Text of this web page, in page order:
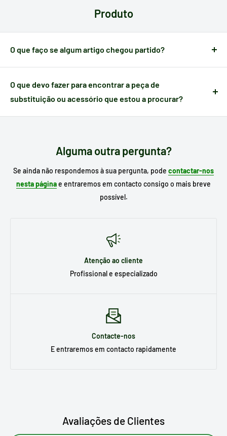
verificar o seu método de pagamento antes de efetuar a sua
Produto
O que faço se algum artigo chegou partido?
Quando um artigo apresenta algum defeito causado no
transporte,
dispõe de 24 horas a partir do momento da
receção
para nos notificar e poder gerir a ocorrência.
O que devo fazer para encontrar a peça de
substituição ou acessório que estou a procurar?
Escreva no motor de busca do nosso site omodelo do seu
Alguma outra pergunta?
Se ainda não respondemos à sua pergunta, pode contactar-nos
nesta páginae entraremos em contacto consigo o mais breve
possível.
Atenção ao cliente
Profissional e especializado
Contacte-nos
E entraremos em contacto rapidamente
Avaliações de Clientes